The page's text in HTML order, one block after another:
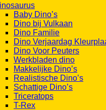
Baby Dino’s
Dino bij Vulkaan
Dino Familie
Dino Verjaardag
Dino Voor Peuters
Werkbladen dino
Makkelijke Dino’s
Realistische Dino’s
Schattige Dino’s
Triceratops
T-Rex